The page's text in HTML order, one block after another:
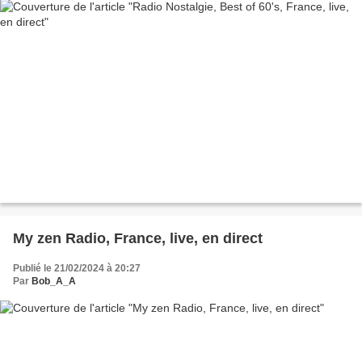
My zen Radio, France, live, en direct
Publié le 21/02/2024 à 20:27
Par Bob_A_A